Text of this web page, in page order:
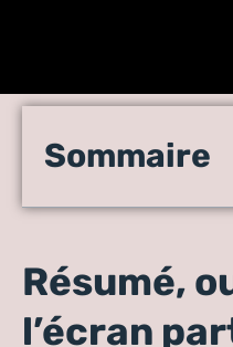
Projeter
pour une
Sommaire
Résumé,
l’écran